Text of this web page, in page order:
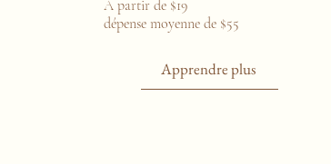
À partir de $19
dépense moyenne de $55
Apprendre plus